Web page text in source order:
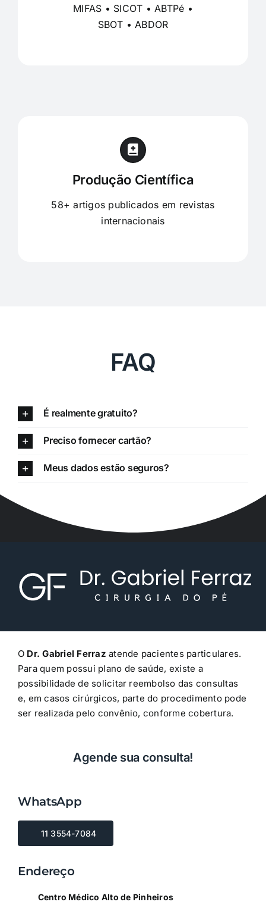
MIFAS • SICOT • ABTPé •
SBOT • ABDOR
Produção Científica
58+ artigos publicados em revistas
internacionais
FAQ
É realmente gratuito?
Preciso fornecer cartão?
Meus dados estão seguros?
O Dr. Gabriel Ferraz atende pacientes particulares.
Para quem possui plano de saúde, existe a
possibilidade de solicitar reembolso das consultas
e, em casos cirúrgicos, parte do procedimento pode
ser realizada pelo convênio, conforme cobertura.
Agende sua consulta!
WhatsApp
11 3554-7084
Endereço
Centro Médico Alto de Pinheiros